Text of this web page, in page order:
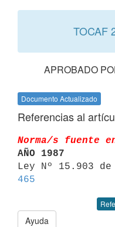
TOCAF
APROBADO
Documento Actualizado
Referencias al
Norma/s fuente
AÑO 1987
465
Ayuda